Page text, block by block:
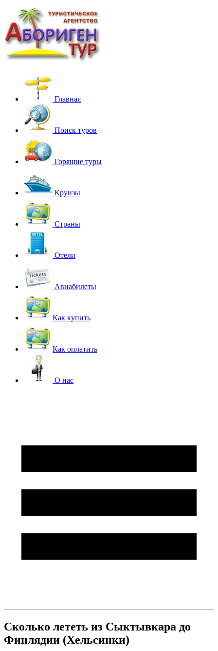
Главная
Поиск туров
Горящие туры
Круизы
Страны
Отели
Авиабилеты
Как купить
Как оплатить
О нас
Сколько лететь из Сыктывкара до
Финлядии (Хельсинки)